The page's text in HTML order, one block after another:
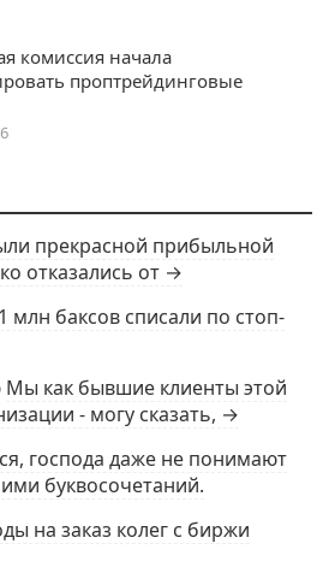
комиссия начала
проптрейдинговые
прекрасной прибыльной
отказались от →
млн баксов списали по стоп-
Мы как бывшие клиенты этой
- могу сказать, →
господа даже не понимают
буквосочетаний.
на заказ колег с биржи